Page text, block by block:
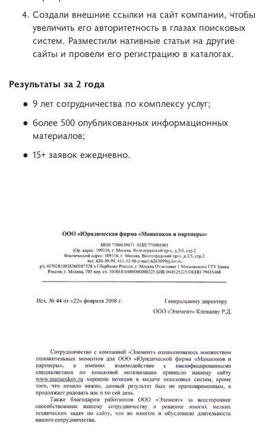
Создали внешние ссылки на сайт компании, чтобы
увеличить его авторитетность в глазах поисковых
систем. Разместили нативные статьи на другие
сайты и провели его регистрацию в каталогах.
Результаты за 2 года
9 лет сотрудничества по комплексу услуг;
более 500 опубликованных информационных
материалов;
15+ заявок ежедневно.